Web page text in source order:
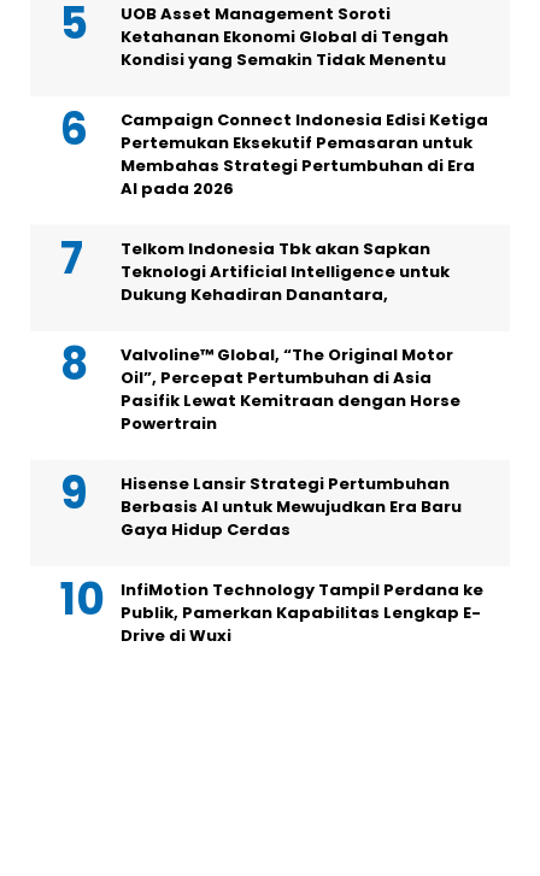
UOB Asset Management Soroti
Ketahanan Ekonomi Global di Tengah
Kondisi yang Semakin Tidak Menentu
Campaign Connect Indonesia Edisi Ketiga
Pertemukan Eksekutif Pemasaran untuk
Membahas Strategi Pertumbuhan di Era
AI pada 2026
Telkom Indonesia Tbk akan Sapkan
Teknologi Artificial Intelligence untuk
Dukung Kehadiran Danantara,
Valvoline™ Global, “The Original Motor
Oil”, Percepat Pertumbuhan di Asia
Pasifik Lewat Kemitraan dengan Horse
Powertrain
Hisense Lansir Strategi Pertumbuhan
Berbasis AI untuk Mewujudkan Era Baru
Gaya Hidup Cerdas
InfiMotion Technology Tampil Perdana ke
Publik, Pamerkan Kapabilitas Lengkap E-
Drive di Wuxi